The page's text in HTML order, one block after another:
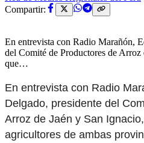
Compartir:
En entrevista con Radio Marañón,
del Comité de Productores de
que…
En entrevista con Radio
Delgado, presidente del
Arroz de Jaén y San
agricultores de ambas